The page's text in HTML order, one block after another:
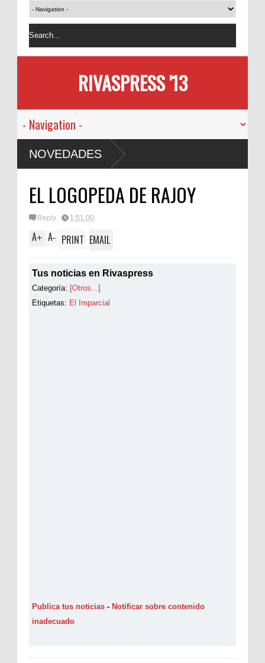
RIVASPRESS '13
NOVEDADES
EL LOGOPEDA DE RAJOY
Reply 1:51:00
A+ A- PRINT EMAIL
Tus noticias en Rivaspress
Categoría: [Otros...]
Etiquetas: El Imparcial
Publica tus noticias - Notificar sobre contenido
inadecuado